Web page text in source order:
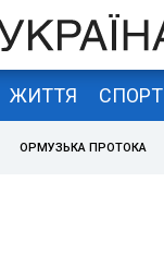
ЖИТТЯ СПОРТ
ОРМУЗЬКА ПРОТОКА